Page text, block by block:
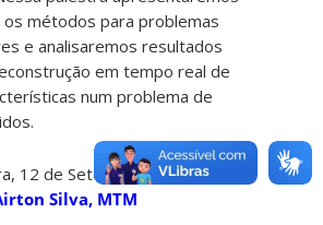
métodos para problemas
e analisaremos resultados
em tempo real de
num problema de
12 de Setembro às 14h
Silva, MTM